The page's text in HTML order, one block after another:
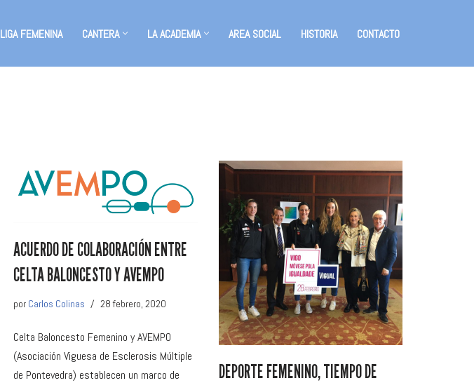
LIGA FEMENINA CANTERA LA ACADEMIA AREA SOCIAL HISTORIA CONTACTO
ACUERDO DE COLABORACIÓN ENTRE
CELTA BALONCESTO Y AVEMPO
por Carlos Colinas 28 febrero, 2020
Celta Baloncesto Femenino y AVEMPO
(Asociación Viguesa de Esclerosis Múltiple
de Pontevedra) establecen un marco de
DEPORTE FEMENINO, TIEMPO DE